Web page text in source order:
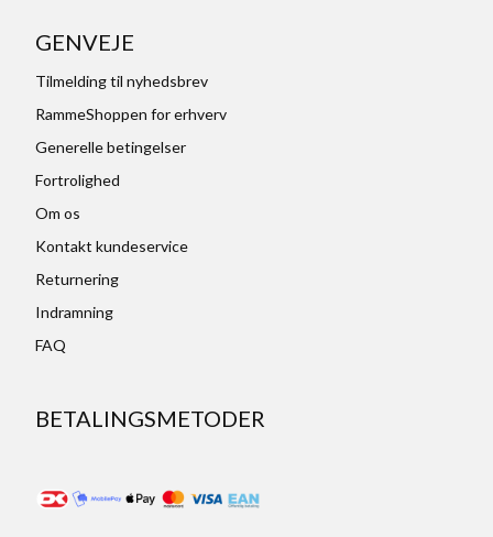
GENVEJE
Tilmelding til nyhedsbrev
RammeShoppen for erhverv
Generelle betingelser
Fortrolighed
Om os
Kontakt kundeservice
Returnering
Indramning
FAQ
BETALINGSMETODER